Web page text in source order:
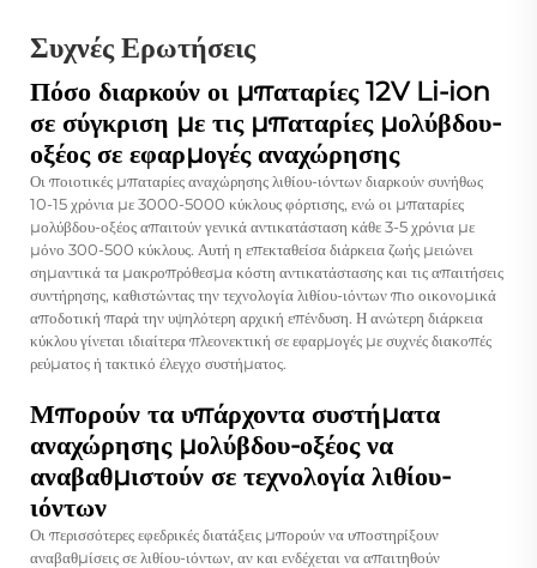
Συχνές Ερωτήσεις
Πόσο διαρκούν οι μπαταρίες 12V Li-ion
σε σύγκριση με τις μπαταρίες μολύβδου-
οξέος σε εφαρμογές αναχώρησης
Οι ποιοτικές μπαταρίες αναχώρησης λιθίου-ιόντων διαρκούν συνήθως
10-15 χρόνια με 3000-5000 κύκλους φόρτισης, ενώ οι μπαταρίες
μολύβδου-οξέος απαιτούν γενικά αντικατάσταση κάθε 3-5 χρόνια με
μόνο 300-500 κύκλους. Αυτή η επεκταθείσα διάρκεια ζωής μειώνει
σημαντικά τα μακροπρόθεσμα κόστη αντικατάστασης και τις απαιτήσεις
συντήρησης, καθιστώντας την τεχνολογία λιθίου-ιόντων πιο οικονομικά
αποδοτική παρά την υψηλότερη αρχική επένδυση. Η ανώτερη διάρκεια
κύκλου γίνεται ιδιαίτερα πλεονεκτική σε εφαρμογές με συχνές διακοπές
ρεύματος ή τακτικό έλεγχο συστήματος.
Μπορούν τα υπάρχοντα συστήματα
αναχώρησης μολύβδου-οξέος να
αναβαθμιστούν σε τεχνολογία λιθίου-
ιόντων
Οι περισσότερες εφεδρικές διατάξεις μπορούν να υποστηρίξουν
αναβαθμίσεις σε λιθίου-ιόντων, αν και ενδέχεται να απαιτηθούν